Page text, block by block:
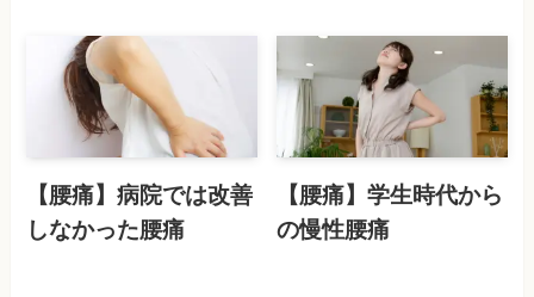
【腰痛】病院では改善
しなかった腰痛
【腰痛】学生時代から
の慢性腰痛